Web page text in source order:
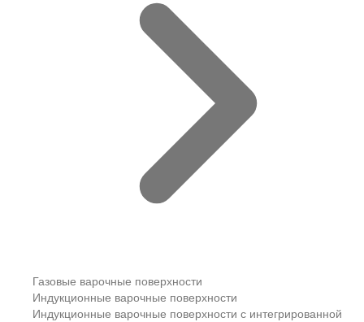
Газовые варочные поверхности
Индукционные варочные поверхности
Индукционные варочные поверхности с интегрированной